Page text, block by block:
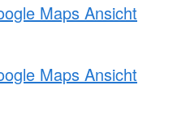
Maps Ansicht
Maps Ansicht